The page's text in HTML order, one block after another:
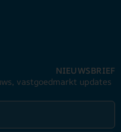
NIEUWSBRIEF
vastgoedmarkt updates